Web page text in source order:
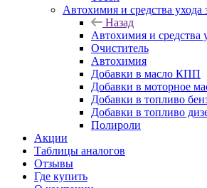
Автохимия и средства ухода
Назад
Автохимия и средства
Очиститель
Автохимия
Добавки в масло КПП
Добавки в моторное
Добавки в топливо
Добавки в топливо
Полироли
Акции
Таблицы аналогов
Отзывы
Где купить